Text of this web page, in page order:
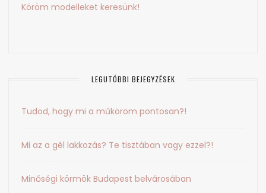
Köröm modelleket keresünk!
LEGUTÓBBI BEJEGYZÉSEK
Tudod, hogy mi a műköröm pontosan?!
Mi az a gél lakkozás? Te tisztában vagy ezzel?!
Minőségi körmök Budapest belvárosában